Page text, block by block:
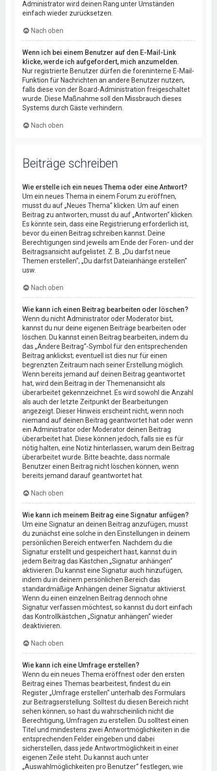
Administrator wird deinen Rang unter Umständen
einfach wieder zurücksetzen.
Nach oben
Wenn ich bei einem Benutzer auf den E-Mail-Link
klicke, werde ich aufgefordert, mich anzumelden.
Nur registrierte Benutzer dürfen die foreninterne E-Mail-
Funktion für Nachrichten an andere Benutzer nutzen,
falls diese von der Board-Administration freigeschaltet
wurde. Diese Maßnahme soll den Missbrauch dieses
Systems durch Gäste verhindern.
Nach oben
Beiträge schreiben
Wie erstelle ich ein neues Thema oder eine Antwort?
Um ein neues Thema in einem Forum zu eröffnen,
musst du auf „Neues Thema“ klicken. Um auf einen
Beitrag zu antworten, musst du auf „Antworten“ klicken.
Es könnte sein, dass eine Registrierung erforderlich ist,
bevor du einen Beitrag schreiben kannst. Deine
Berechtigungen sind jeweils am Ende der Foren- und der
Beitragsansicht aufgelistet. Z. B. „Du darfst neue
Themen erstellen“, „Du darfst Dateianhänge erstellen“
usw.
Nach oben
Wie kann ich einen Beitrag bearbeiten oder löschen?
Wenn du nicht Administrator oder Moderator bist,
kannst du nur deine eigenen Beiträge bearbeiten oder
löschen. Du kannst einen Beitrag bearbeiten, indem du
das „Ändere Beitrag“-Symbol für den entsprechenden
Beitrag anklickst; eventuell ist dies nur für einen
begrenzten Zeitraum nach seiner Erstellung möglich.
Wenn bereits jemand auf deinen Beitrag geantwortet
hat, wird dein Beitrag in der Themenansicht als
überarbeitet gekennzeichnet. Es wird sowohl die Anzahl
als auch der letzte Zeitpunkt der Bearbeitungen
angezeigt. Dieser Hinweis erscheint nicht, wenn noch
niemand auf deinen Beitrag geantwortet hat oder wenn
ein Administrator oder Moderator deinen Beitrag
überarbeitet hat. Diese können jedoch, falls sie es für
nötig halten, eine Notiz hinterlassen, warum dein Beitrag
überarbeitet wurde. Bitte beachte, dass normale
Benutzer einen Beitrag nicht löschen können, wenn
bereits jemand darauf geantwortet hat.
Nach oben
Wie kann ich meinem Beitrag eine Signatur anfügen?
Um eine Signatur an deinen Beitrag anzufügen, musst
du zunächst eine solche in den Einstellungen in deinem
persönlichen Bereich entwerfen. Nachdem du die
Signatur erstellt und gespeichert hast, kannst du in
jedem Beitrag das Kästchen „Signatur anhängen“
aktivieren. Du kannst eine Signatur auch hinzufügen,
indem du in deinem persönlichen Bereich das
standardmäßige Anhängen deiner Signatur aktivierst.
Wenn du einen einzelnen Beitrag dennoch ohne
Signatur verfassen möchtest, so kannst du dort einfach
das Kontrollkästchen „Signatur anhängen“ wieder
deaktivieren.
Nach oben
Wie kann ich eine Umfrage erstellen?
Wenn du ein neues Thema eröffnest oder den ersten
Beitrag eines Themas bearbeitest, findest du ein
Register „Umfrage erstellen“ unterhalb des Formulars
zur Beitragserstellung. Solltest du diesen Bereich nicht
sehen können, so hast du wahrscheinlich nicht die
Berechtigung, Umfragen zu erstellen. Du solltest einen
Titel und mindestens zwei Antwortmöglichkeiten in die
entsprechenden Felder eingeben und dabei
sicherstellen, dass jede Antwortmöglichkeit in einer
eigenen Zeile steht. Du kannst auch unter
„Auswahlmöglichkeiten pro Benutzer“ festlegen, wie